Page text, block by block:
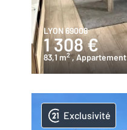
LYON 69008
1 308 €
83,1 m2 , Appartement
Exclusivité